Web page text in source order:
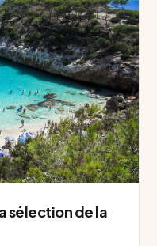
sélection de la